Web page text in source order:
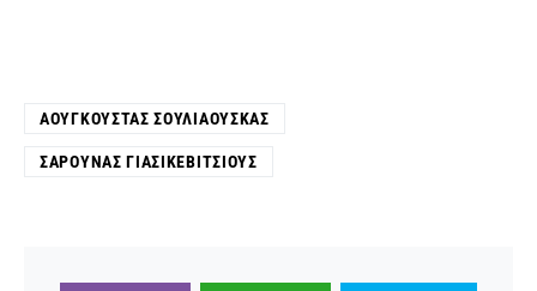
ΑΟΥΓΚΟΎΣΤΑΣ ΣΟΥΛΙΆΟΥΣΚΑΣ
ΣΑΡΟΎΝΑΣ ΓΙΑΣΙΚΕΒΊΤΣΙΟΥΣ